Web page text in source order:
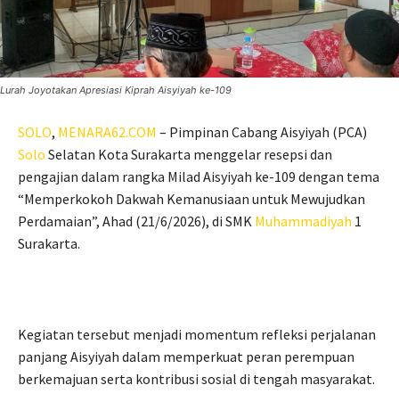
Lurah Joyotakan Apresiasi Kiprah Aisyiyah ke-109
SOLO, MENARA62.COM – Pimpinan Cabang Aisyiyah (PCA)
Solo Selatan Kota Surakarta menggelar resepsi dan
pengajian dalam rangka Milad Aisyiyah ke-109 dengan tema
“Memperkokoh Dakwah Kemanusiaan untuk Mewujudkan
Perdamaian”, Ahad (21/6/2026), di SMK Muhammadiyah 1
Surakarta.
Kegiatan tersebut menjadi momentum refleksi perjalanan
panjang Aisyiyah dalam memperkuat peran perempuan
berkemajuan serta kontribusi sosial di tengah masyarakat.